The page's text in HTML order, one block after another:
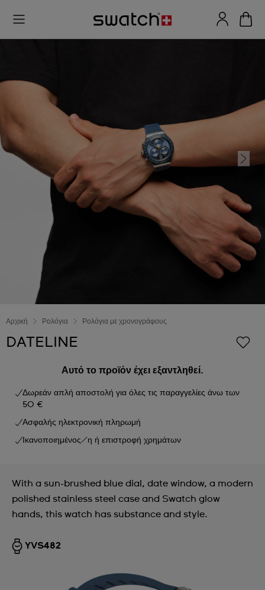
Αρχική Ρολόγια Ρολόγια με χρονογράφους
DATELINE
Αυτό το προϊόν έχει εξαντληθεί.
Δωρεάν απλή αποστολή για όλες τις παραγγελίες άνω των
50 €
Ασφαλής ηλεκτρονική πληρωμή
Ικανοποιημένος/η ή επιστροφή χρημάτων
With a sun-brushed blue dial, date window, a modern
polished stainless steel case and Swatch glow
hands, this watch has substance and style.
YVS482